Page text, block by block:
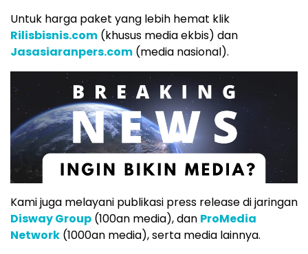
Untuk harga paket yang lebih hemat klik
Rilisbisnis.com (khusus media ekbis) dan
Jasasiaranpers.com (media nasional).
Kami juga melayani publikasi press release di jaringan
Disway Group (100an media), dan ProMedia
Network (1000an media), serta media lainnya.